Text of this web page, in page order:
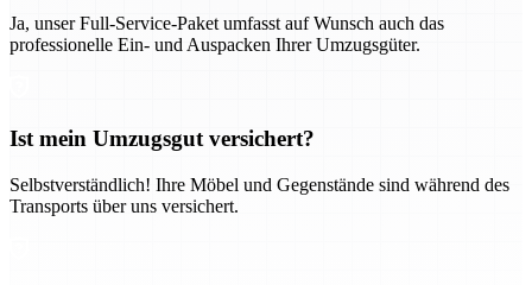
Ja, unser Full-Service-Paket umfasst auf Wunsch auch das
professionelle Ein- und Auspacken Ihrer Umzugsgüter.
Ist mein Umzugsgut versichert?
Selbstverständlich! Ihre Möbel und Gegenstände sind während des
Transports über uns versichert.